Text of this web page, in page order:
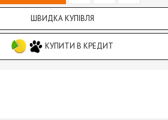
ШВИДКА КУПІВЛЯ
КУПИТИ В КРЕДИТ